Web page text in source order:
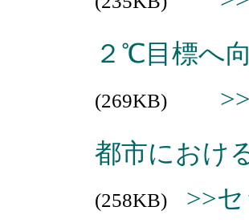
２℃目標へ
(269KB)
都市におけ
(258KB)
>>セ